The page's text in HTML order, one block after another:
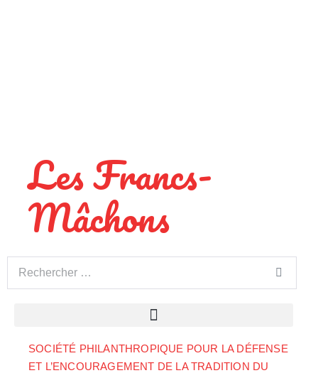
Les Francs-
Mâchons
SOCIÉTÉ PHILANTHROPIQUE POUR LA DÉFENSE
ET L’ENCOURAGEMENT DE LA TRADITION DU